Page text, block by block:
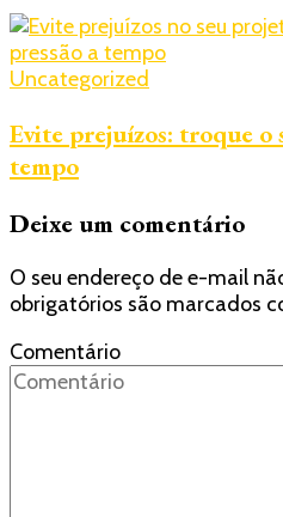
Uncategorized
Evite prejuízos: troque o
tempo
Deixe um comentário
O seu endereço de e-mail
obrigatórios são marcados
Comentário